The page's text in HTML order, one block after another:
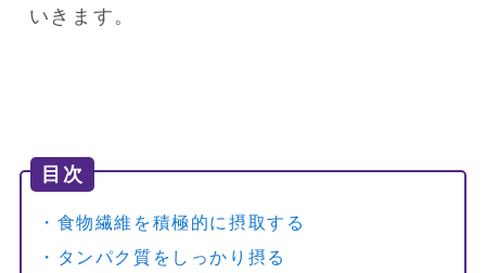
いきます。
目次
・食物繊維を積極的に摂取する
・タンパク質をしっかり摂る